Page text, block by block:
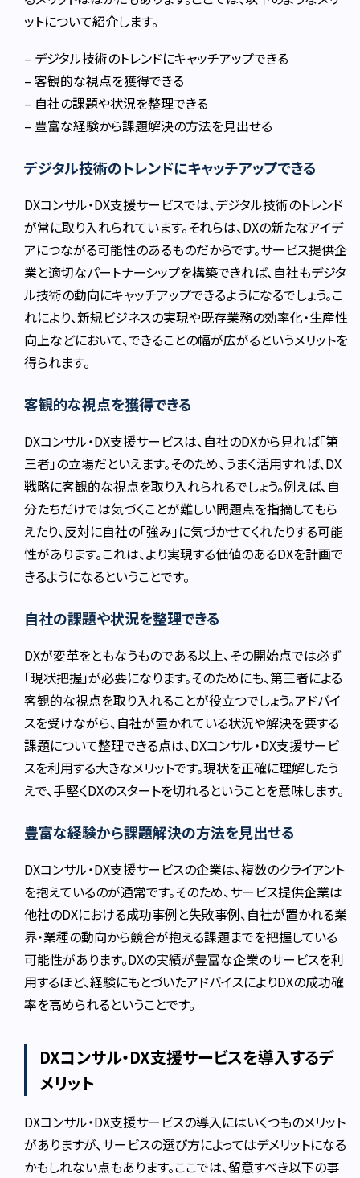
ットについて紹介します。
– デジタル技術のトレンドにキャッチアップできる
– 客観的な視点を獲得できる
– 自社の課題や状況を整理できる
– 豊富な経験から課題解決の方法を見出せる
デジタル技術のトレンドにキャッチアップできる
DXコンサル・DX支援サービスでは、デジタル技術のトレンド
が常に取り入れられています。それらは、DXの新たなアイデ
アにつながる可能性のあるものだからです。サービス提供企
業と適切なパートナーシップを構築できれば、自社もデジタ
ル技術の動向にキャッチアップできるようになるでしょう。こ
れにより、新規ビジネスの実現や既存業務の効率化・生産性
向上などにおいて、できることの幅が広がるというメリットを
得られます。
客観的な視点を獲得できる
DXコンサル・DX支援サービスは、自社のDXから見れば「第
三者」の立場だといえます。そのため、うまく活用すれば、DX
戦略に客観的な視点を取り入れられるでしょう。例えば、自
分たちだけでは気づくことが難しい問題点を指摘してもら
えたり、反対に自社の「強み」に気づかせてくれたりする可能
性があります。これは、より実現する価値のあるDXを計画で
きるようになるということです。
自社の課題や状況を整理できる
DXが変革をともなうものである以上、その開始点では必ず
「現状把握」が必要になります。そのためにも、第三者による
客観的な視点を取り入れることが役立つでしょう。アドバイ
スを受けながら、自社が置かれている状況や解決を要する
課題について整理できる点は、DXコンサル・DX支援サービ
スを利用する大きなメリットです。現状を正確に理解したう
えで、手堅くDXのスタートを切れるということを意味します。
豊富な経験から課題解決の方法を見出せる
DXコンサル・DX支援サービスの企業は、複数のクライアント
を抱えているのが通常です。そのため、サービス提供企業は
他社のDXにおける成功事例と失敗事例、自社が置かれる業
界・業種の動向から競合が抱える課題までを把握している
可能性があります。DXの実績が豊富な企業のサービスを利
用するほど、経験にもとづいたアドバイスによりDXの成功確
率を高められるということです。
DXコンサル・DX支援サービスを導入するデ
メリット
DXコンサル・DX支援サービスの導入にはいくつものメリット
がありますが、サービスの選び方によってはデメリットになる
かもしれない点もあります。ここでは、留意すべき以下の事